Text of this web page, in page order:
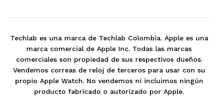
Techlab es una marca de Techlab Colombia. Apple es una
marca comercial de Apple Inc. Todas las marcas
comerciales son propiedad de sus respectivos dueños.
Vendemos correas de reloj de terceros para usar con su
propio Apple Watch. No vendemos ni incluimos ningún
producto fabricado o autorizado por Apple.